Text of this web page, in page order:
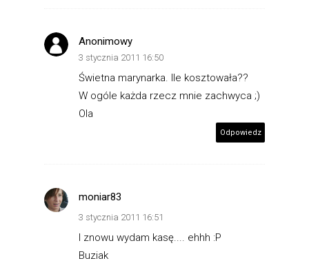
Anonimowy
3 stycznia 2011 16:50
Świetna marynarka. Ile kosztowała??
W ogóle każda rzecz mnie zachwyca ;)
Ola
Odpowiedz
moniar83
3 stycznia 2011 16:51
I znowu wydam kasę.... ehhh :P
Buziak